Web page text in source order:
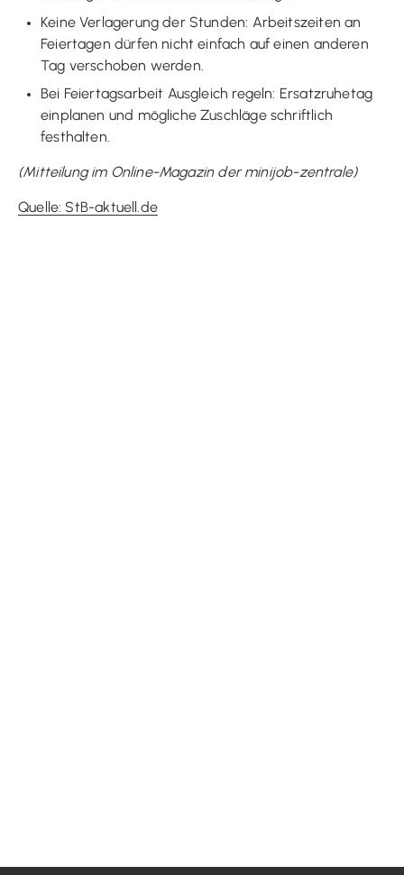
Keine Verlagerung der Stunden: Arbeitszeiten an
Feiertagen dürfen nicht einfach auf einen anderen
Tag verschoben werden.
Bei Feiertagsarbeit Ausgleich regeln: Ersatzruhetag
einplanen und mögliche Zuschläge schriftlich
festhalten.
(Mitteilung im Online-Magazin der minijob-zentrale)
Quelle: StB-aktuell.de